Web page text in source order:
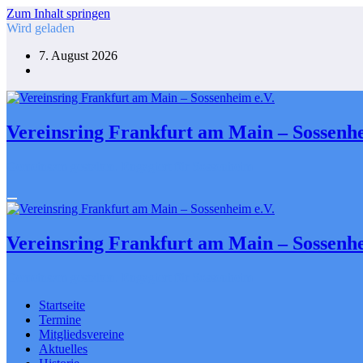
Zum Inhalt springen
Wird geladen
7. August 2026
Vereinsring Frankfurt am Main –
Vereinsring Frankfurt am Main –
Startseite
Termine
Mitgliedsvereine
Aktuelles